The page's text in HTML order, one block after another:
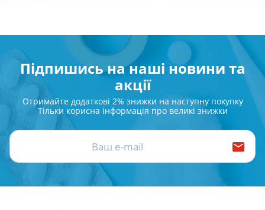
Підпишись на наші новини та
акції
Отримайте додаткові 2% знижки на наступну покупку
Тільки корисна інформація про великі знижки